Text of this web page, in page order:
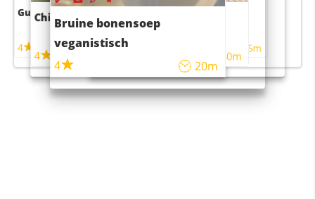
Guacamole
4
Chili con carne
4 45m
Bruine bonensoep
veganistisch
4
20m
Sushi rijstsalade
maaltijdsalade
40m
4 55m